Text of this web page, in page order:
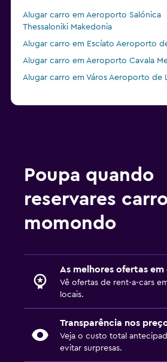
Alugar carro em Aeroporto Salónica
Thessaloniki Makedonia
Alugar carro em Escíato Aeroporto
Alugar carro em Aeroporto Cavala
Alugar carro em Város Aeroporto de
Poupa quando
reservares
momondo
As melhores ofertas em
Vê ofertas de rent-a-cars
locais.
Transparência nos
Veja o custo total
evitar surpresas.